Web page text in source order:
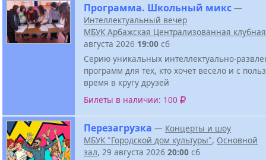
Программа. Школьный микс —
Интеллектуальный вечер
МБУК Арбажская Централизованная
августа 2026 19:00 сб
Серию уникальных интеллектуально-
программ для тех, кто хочет весело и с
время в кругу друзей
Билеты в наличии: 100
Перезагрузка — Концерты и шоу
МБУК "Городской дом культуры", Основной
зал, 29 августа 2026 20:00 сб